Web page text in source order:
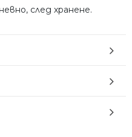
след хранене.